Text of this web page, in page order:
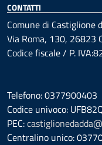
CONTATTI
Comune di Castiglione
Via Roma, 130, 26823
Codice fiscale / P.
Telefono: 0377900403
Codice univoco:
PEC:
Centralino unico: